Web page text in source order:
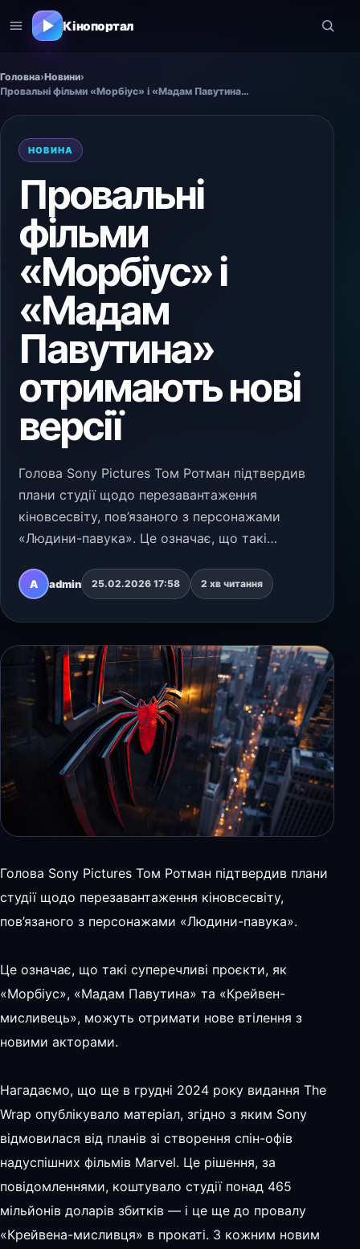
Кінопортал
Головна›Новини›
Провальні фільми «Морбіус» і «Мадам Павутина» отримають нові версії
НОВИНА
Провальні
фільми
«Морбіус» і
«Мадам
Павутина»
отримають нові
версії
Голова Sony Pictures Том Ротман підтвердив
плани студії щодо перезавантаження
кіновсесвіту, пов’язаного з персонажами
«Людини-павука». Це означає, що такі
Павутина» та «Крейвен-мисливець», можуть
отримати нове втілення…
A admin 25.02.2026 17:58 2 хв читання
Голова Sony Pictures Том Ротман підтвердив плани
студії щодо перезавантаження кіновсесвіту,
пов’язаного з персонажами «Людини-павука».
Це означає, що такі суперечливі проєкти, як
«Морбіус», «Мадам Павутина» та «Крейвен-
мисливець», можуть отримати нове втілення з
новими акторами.
Нагадаємо, що ще в грудні 2024 року видання The
Wrap опублікувало матеріал, згідно з яким Sony
відмовилася від планів зі створення спін-офів
надуспішних фільмів Marvel. Це рішення, за
повідомленнями, коштувало студії понад 465
мільйонів доларів збитків — і це ще до провалу
«Крейвена-мисливця» в прокаті. З кожним новим